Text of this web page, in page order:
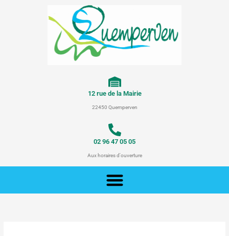
12 rue de la Mairie
22450 Quemperven
02 96 47 05 05
Aux horaires d'ouverture